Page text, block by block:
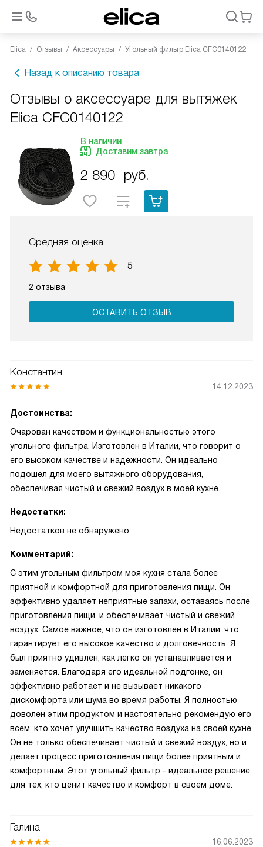
Elica Отзывы Аксессуары Угольный фильтр Elica CFC0140122
Назад к описанию товара
Отзывы о аксессуаре для вытяжек
Elica CFC0140122
В наличии
Доставим завтра
2 890 руб.
Средняя оценка
5
2 отзыва
ОСТАВИТЬ ОТЗЫВ
Константин
14.12.2023
Достоинства:
Очарован качеством и функциональностью этого
угольного фильтра. Изготовлен в Италии, что говорит о
его высоком качестве и надежности. Он идеально
подошел для моего вытяжного оборудования,
обеспечивая чистый и свежий воздух в моей кухне.
Недостатки:
Недостатков не обнаружено
Комментарий:
С этим угольным фильтром моя кухня стала более
приятной и комфортной для приготовления пищи. Он
эффективно удаляет неприятные запахи, оставаясь после
приготовления пищи, и обеспечивает чистый и свежий
воздух. Самое важное, что он изготовлен в Италии, что
гарантирует его высокое качество и долговечность. Я
был приятно удивлен, как легко он устанавливается и
заменяется. Благодаря его идеальной подгонке, он
эффективно работает и не вызывает никакого
дискомфорта или шума во время работы. Я полностью
доволен этим продуктом и настоятельно рекомендую его
всем, кто хочет улучшить качество воздуха на своей кухне.
Он не только обеспечивает чистый и свежий воздух, но и
делает процесс приготовления пищи более приятным и
комфортным. Этот угольный фильтр - идеальное решение
для тех, кто ценит качество и комфорт в своем доме.
Галина
16.06.2023